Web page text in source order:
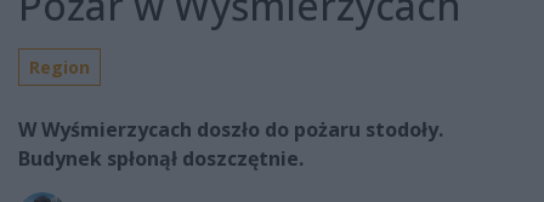
Region
W Wyśmierzycach doszło do pożaru stodoły.
Budynek spłonął doszczętnie.